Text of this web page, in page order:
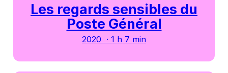
Les regards sensibles du
Poste Général
2020 · 1 h 7 min